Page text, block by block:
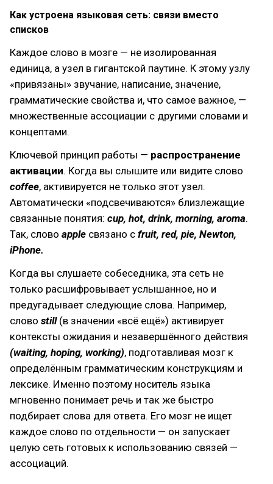
Как устроена языковая сеть: связи вместо
списков
Каждое слово в мозге — не изолированная
единица, а узел в гигантской паутине. К этому узлу
«привязаны» звучание, написание, значение,
грамматические свойства и, что самое важное, —
множественные ассоциации с другими словами и
концептами.
Ключевой принцип работы — распространение
активации. Когда вы слышите или видите слово
coffee, активируется не только этот узел.
Автоматически «подсвечиваются» близлежащие
связанные понятия: cup, hot, drink, morning, aroma.
Так, слово apple связано с fruit, red, pie, Newton,
iPhone.
Когда вы слушаете собеседника, эта сеть не
только расшифровывает услышанное, но и
предугадывает следующие слова. Например,
слово still(в значении «всё ещё») активирует
контексты ожидания и незавершённого действия
(waiting, hoping, working), подготавливая мозг к
определённым грамматическим конструкциям и
лексике. Именно поэтому носитель языка
мгновенно понимает речь и так же быстро
подбирает слова для ответа. Его мозг не ищет
каждое слово по отдельности — он запускает
целую сеть готовых к использованию связей —
ассоциаций.